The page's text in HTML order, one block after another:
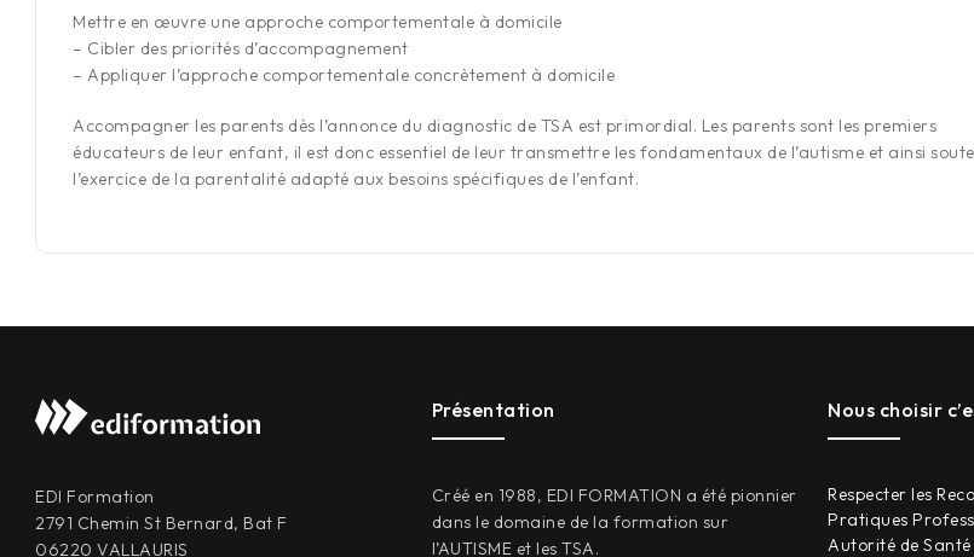
Mettre en œuvre une approche comportementale à domicile
– Cibler des priorités d’accompagnement
– Appliquer l’approche comportementale concrètement à domicile
Accompagner les parents dès l’annonce du diagnostic de TSA est primordial. Les parents sont les premiers
éducateurs de leur enfant, il est donc essentiel de leur transmettre les fondamentaux de l’autisme et ainsi
l’exercice de la parentalité adapté aux besoins spécifiques de l’enfant.
EDI Formation
2791 Chemin St Bernard, Bat F
06220 VALLAURIS
Présentation
Créé en 1988, EDI FORMATION a été pionnier
dans le domaine de la formation sur
l’AUTISME et les TSA.
Nous choisir
Respecter les
Pratiques
Autorité de Santé